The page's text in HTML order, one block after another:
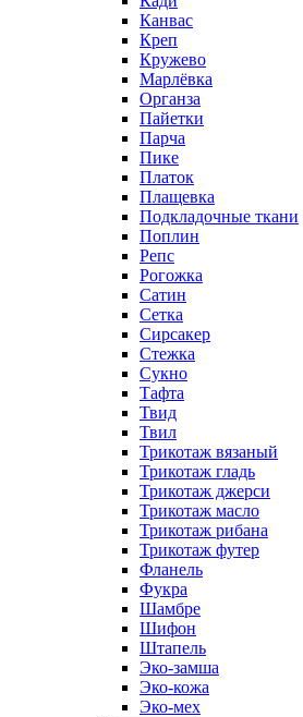
Канвас
Креп
Кружево
Марлёвка
Органза
Пайетки
Парча
Пике
Платок
Плащевка
Подкладочные ткани
Поплин
Репс
Рогожка
Сатин
Сетка
Сирсакер
Стежка
Сукно
Тафта
Твид
Твил
Трикотаж вязаный
Трикотаж гладь
Трикотаж джерси
Трикотаж масло
Трикотаж рибана
Трикотаж футер
Фланель
Фукра
Шамбре
Шифон
Штапель
Эко-замша
Эко-кожа
Эко-мех